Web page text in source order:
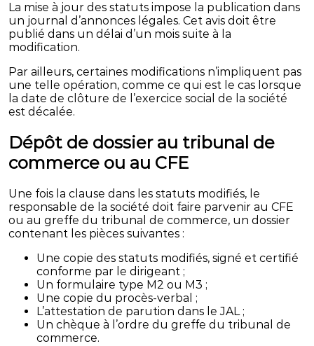
La mise à jour des statuts impose la publication dans
un journal d’annonces légales. Cet avis doit être
publié dans un délai d’un mois suite à la
modification.
Par ailleurs, certaines modifications n’impliquent pas
une telle opération, comme ce qui est le cas lorsque
la date de clôture de l’exercice social de la société
est décalée.
Dépôt de dossier au tribunal de
commerce ou au CFE
Une fois la clause dans les statuts modifiés, le
responsable de la société doit faire parvenir au CFE
ou au greffe du tribunal de commerce, un dossier
contenant les pièces suivantes :
Une copie des statuts modifiés, signé et certifié
conforme par le dirigeant ;
Un formulaire type M2 ou M3 ;
Une copie du procès-verbal ;
L’attestation de parution dans le JAL ;
Un chèque à l’ordre du greffe du tribunal de
commerce.